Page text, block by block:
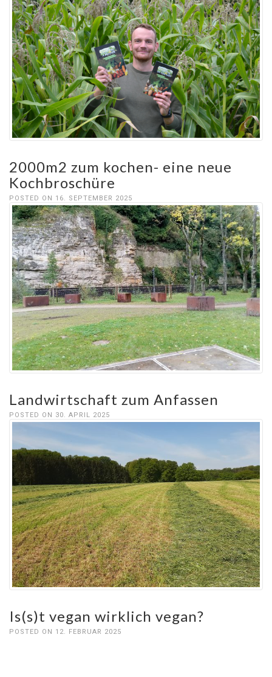
2000m2 zum kochen- eine neue
Kochbroschüre
POSTED ON 16. SEPTEMBER 2025
Landwirtschaft zum Anfassen
POSTED ON 30. APRIL 2025
Is(s)t vegan wirklich vegan?
POSTED ON 12. FEBRUAR 2025